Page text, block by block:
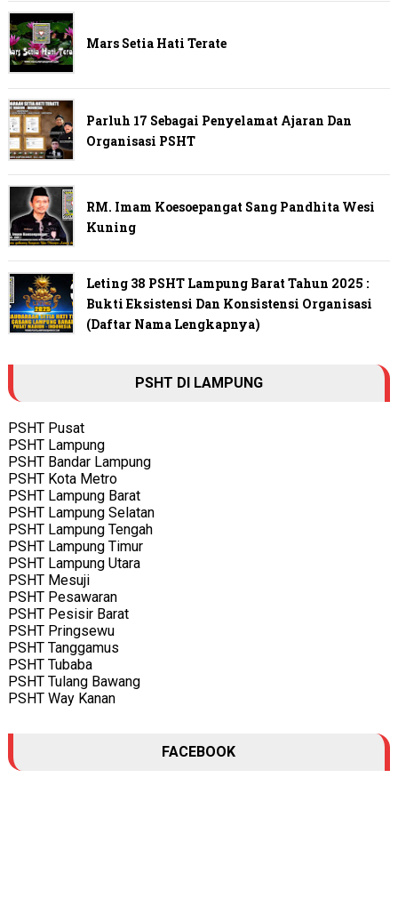
Mars Setia Hati Terate
Parluh 17 Sebagai Penyelamat Ajaran Dan
Organisasi PSHT
RM. Imam Koesoepangat Sang Pandhita Wesi
Kuning
Leting 38 PSHT Lampung Barat Tahun 2025 :
Bukti Eksistensi Dan Konsistensi Organisasi
(Daftar Nama Lengkapnya)
PSHT DI LAMPUNG
PSHT Pusat
PSHT Lampung
PSHT Bandar Lampung
PSHT Kota Metro
PSHT Lampung Barat
PSHT Lampung Selatan
PSHT Lampung Tengah
PSHT Lampung Timur
PSHT Lampung Utara
PSHT Mesuji
PSHT Pesawaran
PSHT Pesisir Barat
PSHT Pringsewu
PSHT Tanggamus
PSHT Tubaba
PSHT Tulang Bawang
PSHT Way Kanan
FACEBOOK